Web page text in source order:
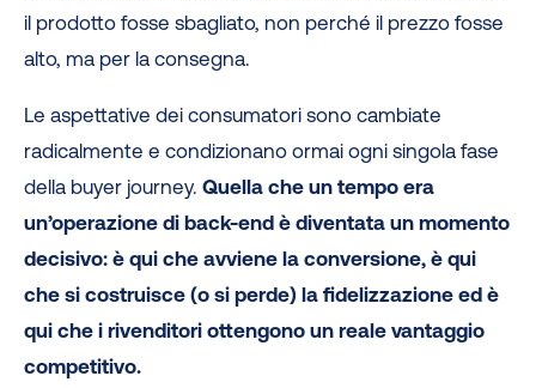
il prodotto fosse sbagliato, non perché il prezzo fosse
alto, ma per la consegna.
Le aspettative dei consumatori sono cambiate
radicalmente e condizionano ormai ogni singola fase
della buyer journey.Quella che un tempo era
un’operazione di back-end è diventata un momento
decisivo: è qui che avviene la conversione, è qui
che si costruisce (o si perde) la fidelizzazione ed è
qui che i rivenditori ottengono un reale vantaggio
competitivo.